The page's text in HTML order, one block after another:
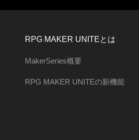
RPG MAKER UNITEとは
MakerSeries概要
RPG MAKER UNITEの新機能